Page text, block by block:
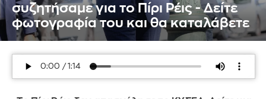
συζητήσαμε για το Πίρι Ρέις - Δείτε
φωτογραφία του και θα καταλάβετε